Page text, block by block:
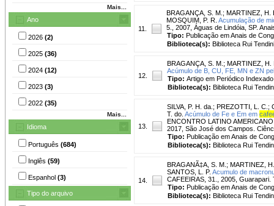
Mais...
Ano
2026 (2)
2025 (36)
2024 (12)
2023 (3)
2022 (35)
Mais...
Idioma
Português (684)
Inglês (59)
Espanhol (3)
Tipo do arquivo
11.
BRAGANÇA, S. M. ; MARTINEZ, H.
MOSQUIM, P. R. Acumulação de
5., 2007, Águas de Lindóia, SP.
Tipo: Publicação em Anais de
Biblioteca(s): Biblioteca Rui
12.
BRAGANÇA, S. M. ; MARTINEZ, H.
Acúmulo de B, CU, FE, MN e ZN
Tipo: Artigo em Periódico Indexado
Biblioteca(s): Biblioteca Rui
13.
SILVA, P. H. da. ; PREZOTTI, L. C. ;
T. do. Acúmulo de Fe e Em em
ENCONTRO LATINO
2017, São José dos Campos.
Tipo: Publicação em Anais de
Biblioteca(s): Biblioteca Rui
14.
BRAGANÃ‡A, S. M. ; MARTINEZ,
SANTOS, L. P. Acumulo de
CAFEEIRAS, 31., 2005,
Tipo: Publicação em Anais de
Biblioteca(s): Biblioteca Rui